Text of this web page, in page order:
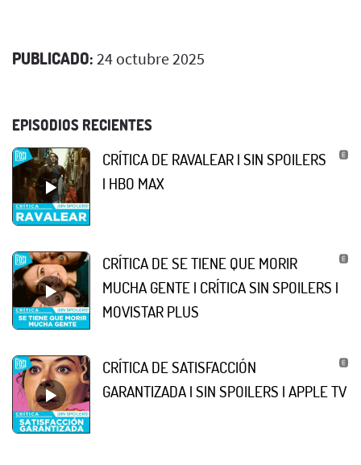
PUBLICADO: 24 octubre 2025
EPISODIOS RECIENTES
CRÍTICA DE RAVALEAR | SIN SPOILERS
| HBO MAX
CRÍTICA DE SE TIENE QUE MORIR
MUCHA GENTE | CRÍTICA SIN SPOILERS |
MOVISTAR PLUS
CRÍTICA DE SATISFACCIÓN
GARANTIZADA | SIN SPOILERS | APPLE TV